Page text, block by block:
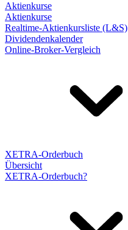
Aktienkurse
Aktienkurse
Realtime-Aktienkursliste (L&S)
Dividendenkalender
Online-Broker-Vergleich
XETRA-Orderbuch
Übersicht
XETRA-Orderbuch?